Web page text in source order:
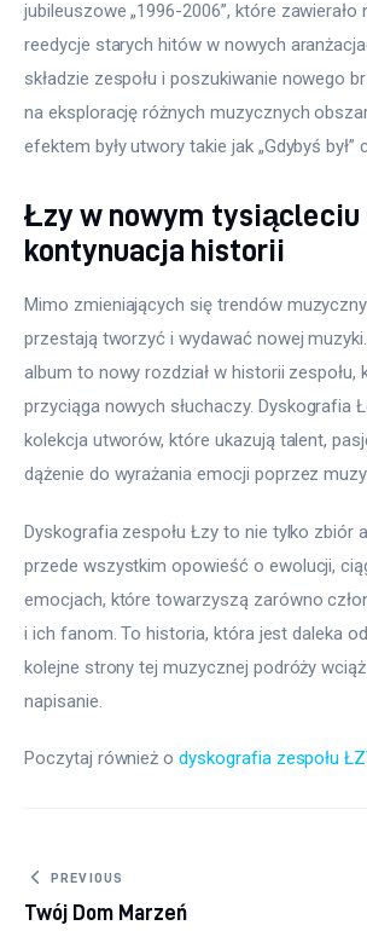
jubileuszowe „1996-2006”, które
reedycje starych hitów w nowych
składzie zespołu i poszukiwanie nowego
na eksplorację różnych muzycznych
efektem były utwory takie jak „Gdybyś był”
Łzy w nowym tysiącleciu
kontynuacja historii
Mimo zmieniających się trendów
przestają tworzyć i wydawać nowej
album to nowy rozdział w historii zespołu,
przyciąga nowych słuchaczy. Dyskografia
kolekcja utworów, które ukazują talent,
dążenie do wyrażania emocji poprzez
Dyskografia zespołu Łzy to nie tylko zbiór
przede wszystkim opowieść o ewolucji,
emocjach, które towarzyszą zarówno
i ich fanom. To historia, która jest daleka
kolejne strony tej muzycznej podróży
napisanie.
Poczytaj również o dyskografia zespołu
Nawigacja wpisu
PREVIOUS
Twój Dom Marzeń